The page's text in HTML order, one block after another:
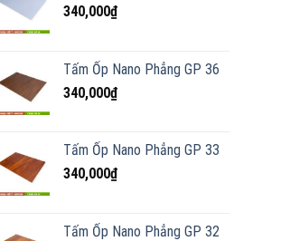
340,000₫
Tấm Ốp Nano Phẳng GP 36
340,000₫
Tấm Ốp Nano Phẳng GP 33
340,000₫
Tấm Ốp Nano Phẳng GP 32